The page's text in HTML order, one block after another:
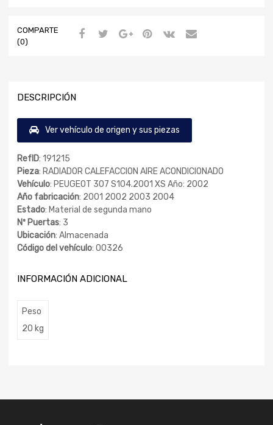
COMPARTE
(0)
DESCRIPCIÓN
Ver vehículo de origen y sus piezas
RefID: 191215
Pieza: RADIADOR CALEFACCION AIRE ACONDICIONADO
Vehículo: PEUGEOT 307 S104.2001 XS Año: 2002
Año fabricación: 2001 2002 2003 2004
Estado: Material de segunda mano
Nº Puertas: 3
Ubicación: Almacenada
Código del vehículo: 00326
INFORMACIÓN ADICIONAL
Peso
20 kg